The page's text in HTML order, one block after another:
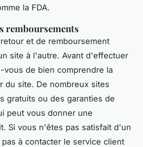
la FDA.
remboursements
et de remboursement
site à l'autre. Avant d'effectuer
vous de bien comprendre la
du site. De nombreux sites
gratuits ou des garanties de
peut vous donner une
Si vous n'êtes pas satisfait d'un
à contacter le service client